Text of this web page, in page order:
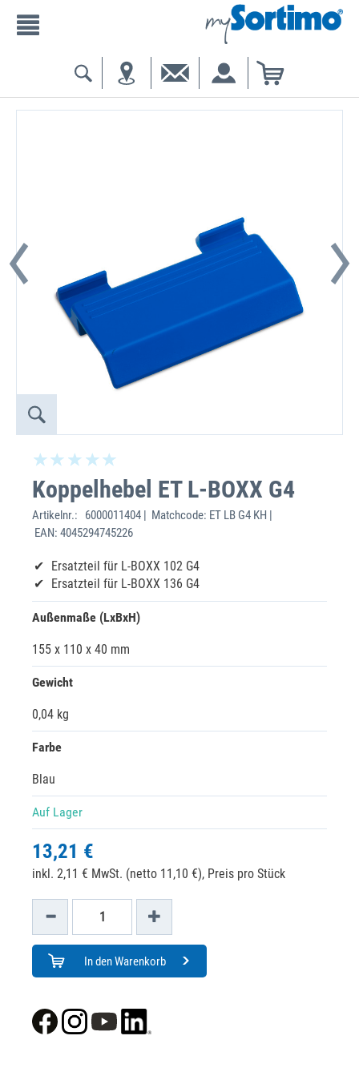
Koppelhebel ET L-BOXX G4
Artikelnr.:
6000011404 | Matchcode: ET LB G4 KH |
EAN: 4045294745226
Ersatzteil für L-BOXX 102 G4
Ersatzteil für L-BOXX 136 G4
Außenmaße (LxBxH)
155 x 110 x 40 mm
Gewicht
0,04 kg
Farbe
Blau
Auf Lager
13,21 €
inkl. 2,11 € MwSt. (netto 11,10 €), Preis pro Stück
In den Warenkorb